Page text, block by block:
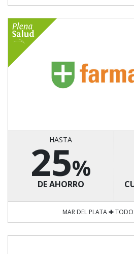
HASTA
25%
DE AHORRO
MAR DEL PLATA ✚